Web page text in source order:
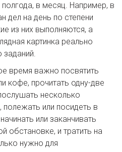
полгода, в месяц. Например, в
дел на день по степени
из них выполняются, а
картинка реально
время важно посвятить
кофе, прочитать одну-две
несколько
или посидеть в
или заканчивать
обстановке, и тратить на
нужно для